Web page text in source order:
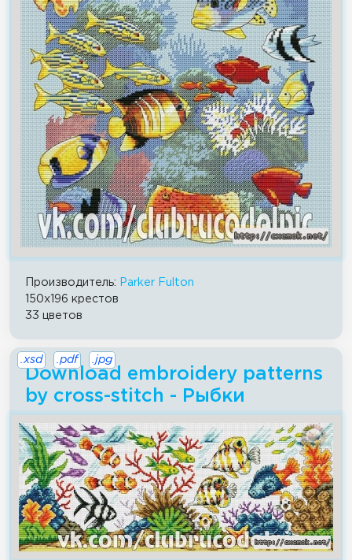
Производитель:
Parker Fulton
150x196 крестов
33 цветов
Download embroidery patterns
by cross-stitch - Рыбки
.xsd .pdf .jpg